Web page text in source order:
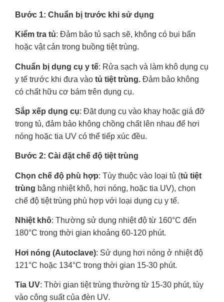
Bước 1: Chuẩn bị trước khi sử dụng
Kiểm tra tủ: Đảm bảo tủ sạch sẽ, không có bụi bẩn
hoặc vật cản trong buồng tiệt trùng.
Chuẩn bị dụng cụ y tế: Rửa sạch và làm khô dụng cụ
y tế trước khi đưa vào tủ tiệt trùng. Đảm bảo không
có chất hữu cơ bám trên dụng cụ.
Sắp xếp dụng cụ: Đặt dụng cụ vào khay hoặc giá đỡ
trong tủ, đảm bảo không chồng chất lên nhau để hơi
nóng hoặc tia UV có thể tiếp xúc đều.
Bước 2: Cài đặt chế độ tiệt trùng
Chọn chế độ phù hợp: Tùy thuộc vào loại tủ (tủ tiệt
trùng bằng nhiệt khô, hơi nóng, hoặc tia UV), chọn
chế độ tiệt trùng phù hợp với loại dụng cụ y tế.
Nhiệt khô: Thường sử dụng nhiệt độ từ 160°C đến
180°C trong thời gian khoảng 60-120 phút.
Hơi nóng (Autoclave): Sử dụng hơi nóng ở nhiệt độ
121°C hoặc 134°C trong thời gian 15-30 phút.
Tia UV: Thời gian tiệt trùng thường từ 15-30 phút, tùy
vào công suất của đèn UV.